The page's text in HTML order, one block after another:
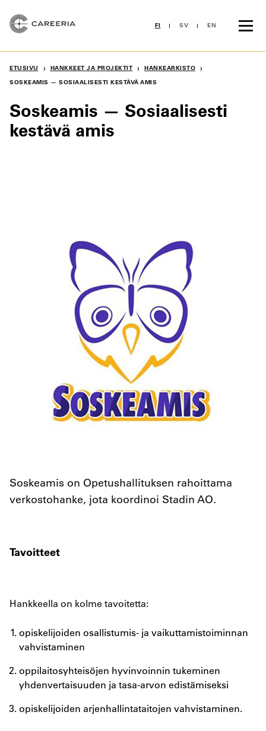
sisältöön
FI SV EN
ETUSIVU › HANKKEET JA PROJEKTIT › HANKEARKISTO ›
SOSKEAMIS — SOSIAALISESTI KESTÄVÄ AMIS
Soskeamis — Sosiaalisesti
kestävä amis
Soskeamis on Opetushallituksen rahoittama
verkostohanke, jota koordinoi Stadin AO.
Tavoitteet
Hankkeella on kolme tavoitetta:
opiskelijoiden osallistumis- ja vaikuttamistoiminnan
vahvistaminen
oppilaitosyhteisöjen hyvinvoinnin tukeminen
yhdenvertaisuuden ja tasa-arvon edistämiseksi
opiskelijoiden arjenhallintataitojen vahvistaminen.